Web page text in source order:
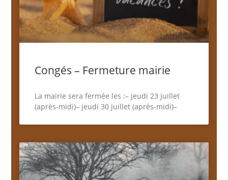
Congés – Fermeture mairie
La mairie sera fermée les :– jeudi 23 juillet
(après-midi)– jeudi 30 juillet (après-midi)–